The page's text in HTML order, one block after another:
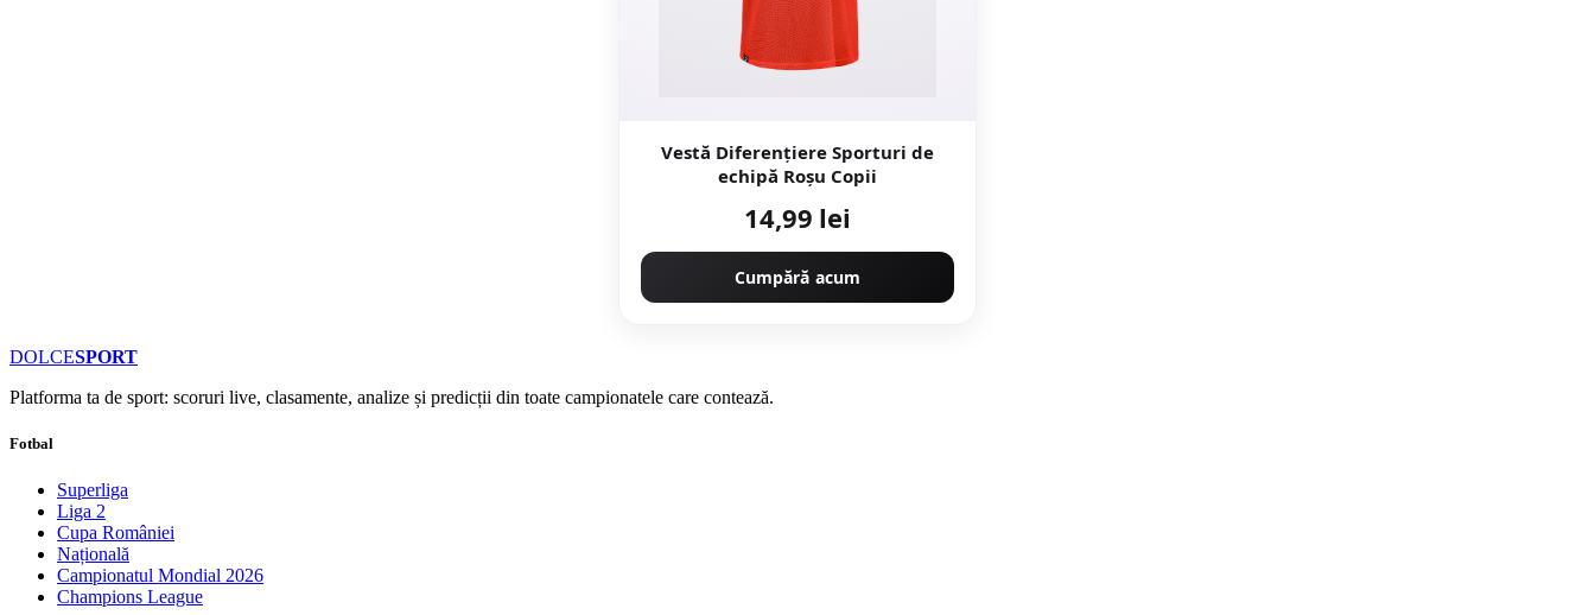
Vestă Diferențiere Sporturi de
echipă Roșu Copii
14,99 lei
Cumpără acum
DOLCESPORT
Platforma ta de sport: scoruri live, clasamente, analize și predicții din toate campionatele care contează.
Fotbal
Superliga
Liga 2
Cupa României
Națională
Campionatul Mondial 2026
Champions League